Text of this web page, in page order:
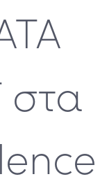
στα